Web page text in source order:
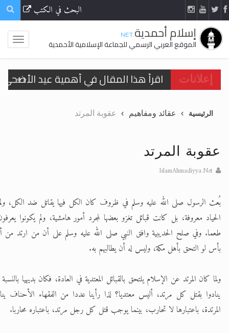
البحث في الكتب
إسلام أحمدية.NET
الموقع العربي الرسمي للجماعة الإسلامية الأحمدية
إعلانات
اقرأ هذا المقال في أهمية عيد
تعميم هامّ لأفراد الجماعة >> المزيد
اقرأ هذا الكتاب وتعرّف على حقيقة
الحجّ.. دلالات، حِكم، وأهداف >> المزيد
اقرأ هذا المقال في أهمية عيد
الرئيسية عقائد ومفاهيم عقوبة المرتد
عقوبة المرتد
IslamAhmadiyya.Net
بُعث الرسول صلى الله عليه وسلم في ظروف كان الكل فيها يقاتل ضد الكل،
الحياد معروفة، بل كانت قبائل تغزو بعضها لمجرد أمور هامشية، ولم يكونوا
طعما. وفي صلح الحديبية وافق النبي صلى الله عليه وسلم على أن من ارتد من
بأس لو التحق بأهل مكة، وليس له أن يطالبهم به.
ولما كان المرتد عن الإسلام يلتحق بالقبائل المعتدية في العادة، فكان بديهيا
ينادوا بقتل كل مرتد، أليس معتديا؟ لذا رأينا عددا من الفقهاء الأحناف
المرتدة، باعتبارها لا تحارب، بينما يوجب قتل كل رجل مرتد، باعتباره محاربا.